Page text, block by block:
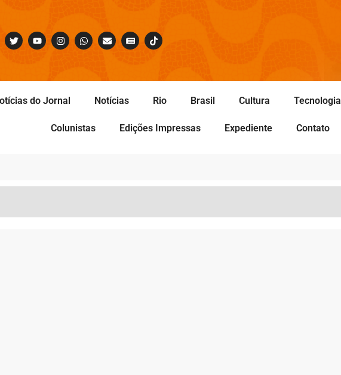
do Jornal Notícias Rio Brasil Cultura Tecnologia
Colunistas Edições Impressas Expediente Contato